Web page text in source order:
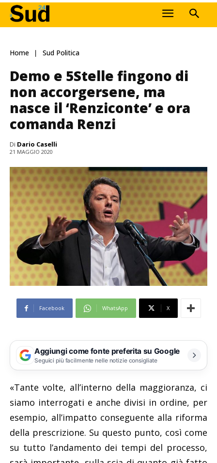
Home Sud Politica
Demo e 5Stelle fingono di
non accorgersene, ma
nasce il ‘Renziconte’ e ora
comanda Renzi
Di Dario Caselli
21 MAGGIO 2020
Facebook WhatsApp X
Aggiungi come fonte preferita su Google
Seguici più facilmente nelle notizie consigliate
«Tante volte, all’interno della maggioranza, ci
siamo interrogati e anche divisi in ordine, per
esempio, all’impatto conseguente alla riforma
della prescrizione. Su questo punto, così come
su tutto l’andamento dei tempi del processo,